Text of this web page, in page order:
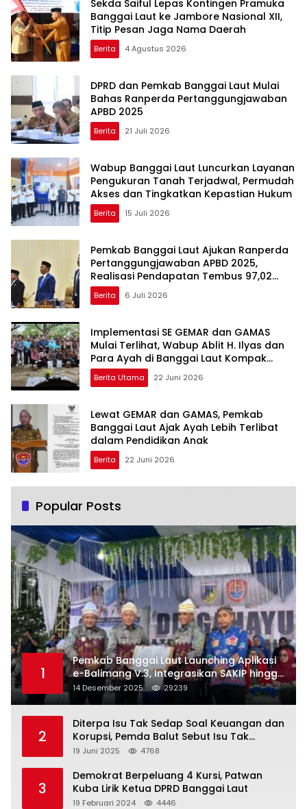
Sekda Saiful Lepas Kontingen Pramuka
Banggai Laut ke Jambore Nasional XII,
Titip Pesan Jaga Nama Daerah
Berita 4 Agustus 2026
DPRD dan Pemkab Banggai Laut Mulai
Bahas Ranperda Pertanggungjawaban
APBD 2025
Berita 21 Juli 2026
Wabup Banggai Laut Luncurkan Layanan
Pengukuran Tanah Terjadwal, Permudah
Akses dan Tingkatkan Kepastian Hukum
Berita 15 Juli 2026
Pemkab Banggai Laut Ajukan Ranperda
Pertanggungjawaban APBD 2025,
Realisasi Pendapatan Tembus 97,02
Persen
Berita 6 Juli 2026
Implementasi SE GEMAR dan GAMAS
Mulai Terlihat, Wabup Ablit H. Ilyas dan
Para Ayah di Banggai Laut Kompak
Ambil Rapor Anak
Berita Utama 22 Juni 2026
Lewat GEMAR dan GAMAS, Pemkab
Banggai Laut Ajak Ayah Lebih Terlibat
dalam Pendidikan Anak
Berita 22 Juni 2026
Popular Posts
1
Pemkab Banggai Laut Launching Aplikasi
e-Balimang V.3, Integrasikan SAKIP hingga
Satu Data Layanan Publik
14 Desember 2025 29239
2
Diterpa Isu Tak Sedap Soal Keuangan dan
Korupsi, Pemda Balut Sebut Isu Tak
Berdasar
19 Juni 2025 4768
3
Demokrat Berpeluang 4 Kursi, Patwan
Kuba Lirik Ketua DPRD Banggai Laut
19 Februari 2024 4446